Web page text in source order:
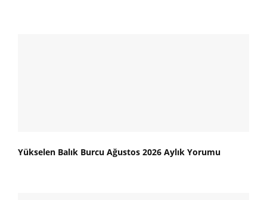
Yükselen Balık Burcu Ağustos 2026 Aylık Yorumu